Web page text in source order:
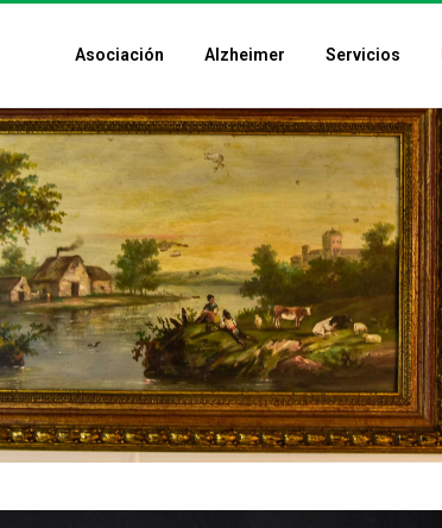
Asociación Alzheimer Servicios